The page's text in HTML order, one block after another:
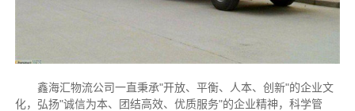
鑫海汇物流公司一直秉承"开放、平衡、人本、创新"的企业文
化，弘扬"诚信为本、团结高效、优质服务"的企业精神，科学管